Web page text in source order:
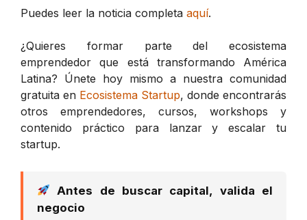
Puedes leer la noticia completa aquí.
¿Quieres formar parte del ecosistema
emprendedor que está transformando América
Latina? Únete hoy mismo a nuestra comunidad
gratuita en Ecosistema Startup, donde encontrarás
otros emprendedores, cursos, workshops y
contenido práctico para lanzar y escalar tu
startup.
Antes de buscar capital, valida el
negocio